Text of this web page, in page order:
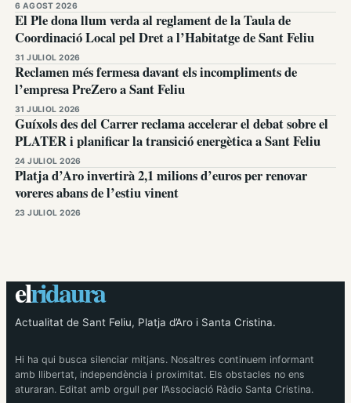
6 AGOST 2026
El Ple dona llum verda al reglament de la Taula de
Coordinació Local pel Dret a l’Habitatge de Sant Feliu
31 JULIOL 2026
Reclamen més fermesa davant els incompliments de
l’empresa PreZero a Sant Feliu
31 JULIOL 2026
Guíxols des del Carrer reclama accelerar el debat sobre el
PLATER i planificar la transició energètica a Sant Feliu
24 JULIOL 2026
Platja d’Aro invertirà 2,1 milions d’euros per renovar
voreres abans de l’estiu vinent
23 JULIOL 2026
elridaura
Actualitat de Sant Feliu, Platja d’Aro i Santa Cristina.
Hi ha qui busca silenciar mitjans. Nosaltres continuem informant
amb llibertat, independència i proximitat. Els obstacles no ens
aturaran. Editat amb orgull per l’Associació Ràdio Santa Cristina.